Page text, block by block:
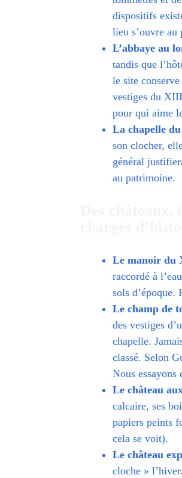
dispositifs
lieu s’ouvre au
L’abbaye au
tandis que
le site
vestiges du
pour qui aime
La chapelle
son clocher,
général
au patrimoine.
Le manoir du
raccordé à
sols
Le champ de
des vestiges
chapelle.
classé. Selon
Nous
Le château
calcaire, ses
papiers peints
cela se voit).
Le château
cloche »